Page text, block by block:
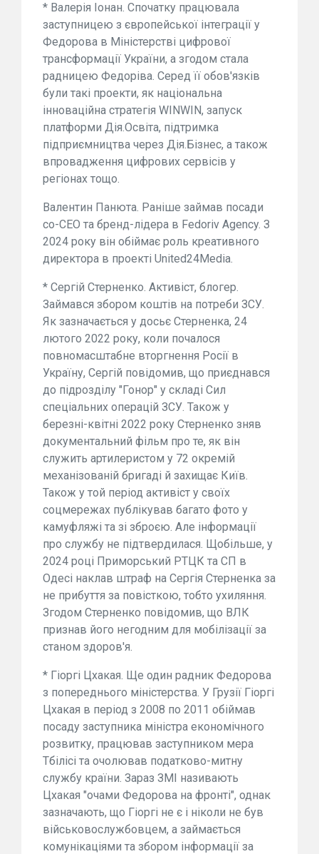
* Валерія Іонан. Спочатку працювала
заступницею з європейської інтеграції у
Федорова в Міністерстві цифрової
трансформації України, а згодом стала
радницею Федоріва. Серед її обов'язків
були такі проекти, як національна
інноваційна стратегія WINWIN, запуск
платформи Дія.Освіта, підтримка
підприємництва через Дія.Бізнес, а також
впровадження цифрових сервісів у
регіонах тощо.
Валентин Панюта. Раніше займав посади
со-СЕО та бренд-лідера в Fedoriv Agency. З
2024 року він обіймає роль креативного
директора в проекті United24Media.
* Сергій Стерненко. Активіст, блогер.
Займався збором коштів на потреби ЗСУ.
Як зазначається у досьє Стерненка, 24
лютого 2022 року, коли почалося
повномасштабне вторгнення Росії в
Україну, Сергій повідомив, що приєднався
до підрозділу "Гонор" у складі Сил
спеціальних операцій ЗСУ. Також у
березні-квітні 2022 року Стерненко зняв
документальний фільм про те, як він
служить артилеристом у 72 окремій
механізованій бригаді й захищає Київ.
Також у той період активіст у своїх
соцмережах публікував багато фото у
камуфляжі та зі зброєю. Але інформації
про службу не підтвердилася. Щобільше, у
2024 році Приморський РТЦК та СП в
Одесі наклав штраф на Сергія Стерненка за
не прибуття за повісткою, тобто ухиляння.
Згодом Стерненко повідомив, що ВЛК
признав його негодним для мобілізації за
станом здоров'я.
* Гіоргі Цхакая. Ще один радник Федорова
з попереднього міністерства. У Грузії Гіоргі
Цхакая в період з 2008 по 2011 обіймав
посаду заступника міністра економічного
розвитку, працював заступником мера
Тбілісі та очолював податково-митну
службу країни. Зараз ЗМІ називають
Цхакая "очами Федорова на фронті", однак
зазначають, що Гіоргі не є і ніколи не був
військовослужбовцем, а займається
комунікаціями та збором інформації за